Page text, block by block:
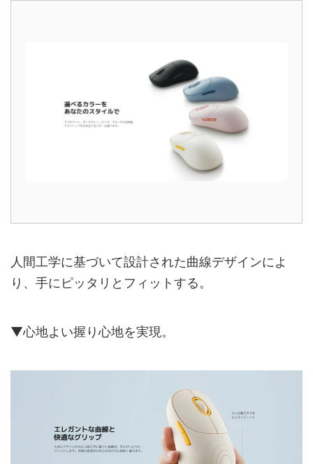
人間工学に基づいて設計された曲線デザインによ
り、手にピッタリとフィットする。
▼心地よい握り心地を実現。